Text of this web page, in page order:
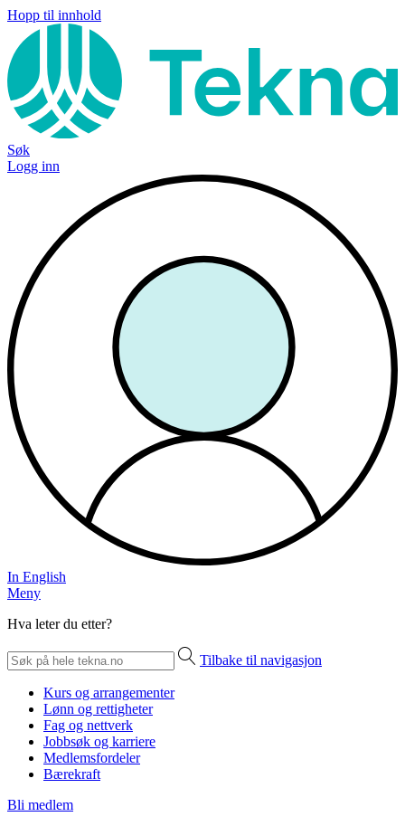
Hopp til innhold
Søk
Logg inn
In English
Meny
Hva leter du etter?
Tilbake til navigasjon
Kurs og arrangementer
Lønn og rettigheter
Fag og nettverk
Jobbsøk og karriere
Medlemsfordeler
Bærekraft
Bli medlem